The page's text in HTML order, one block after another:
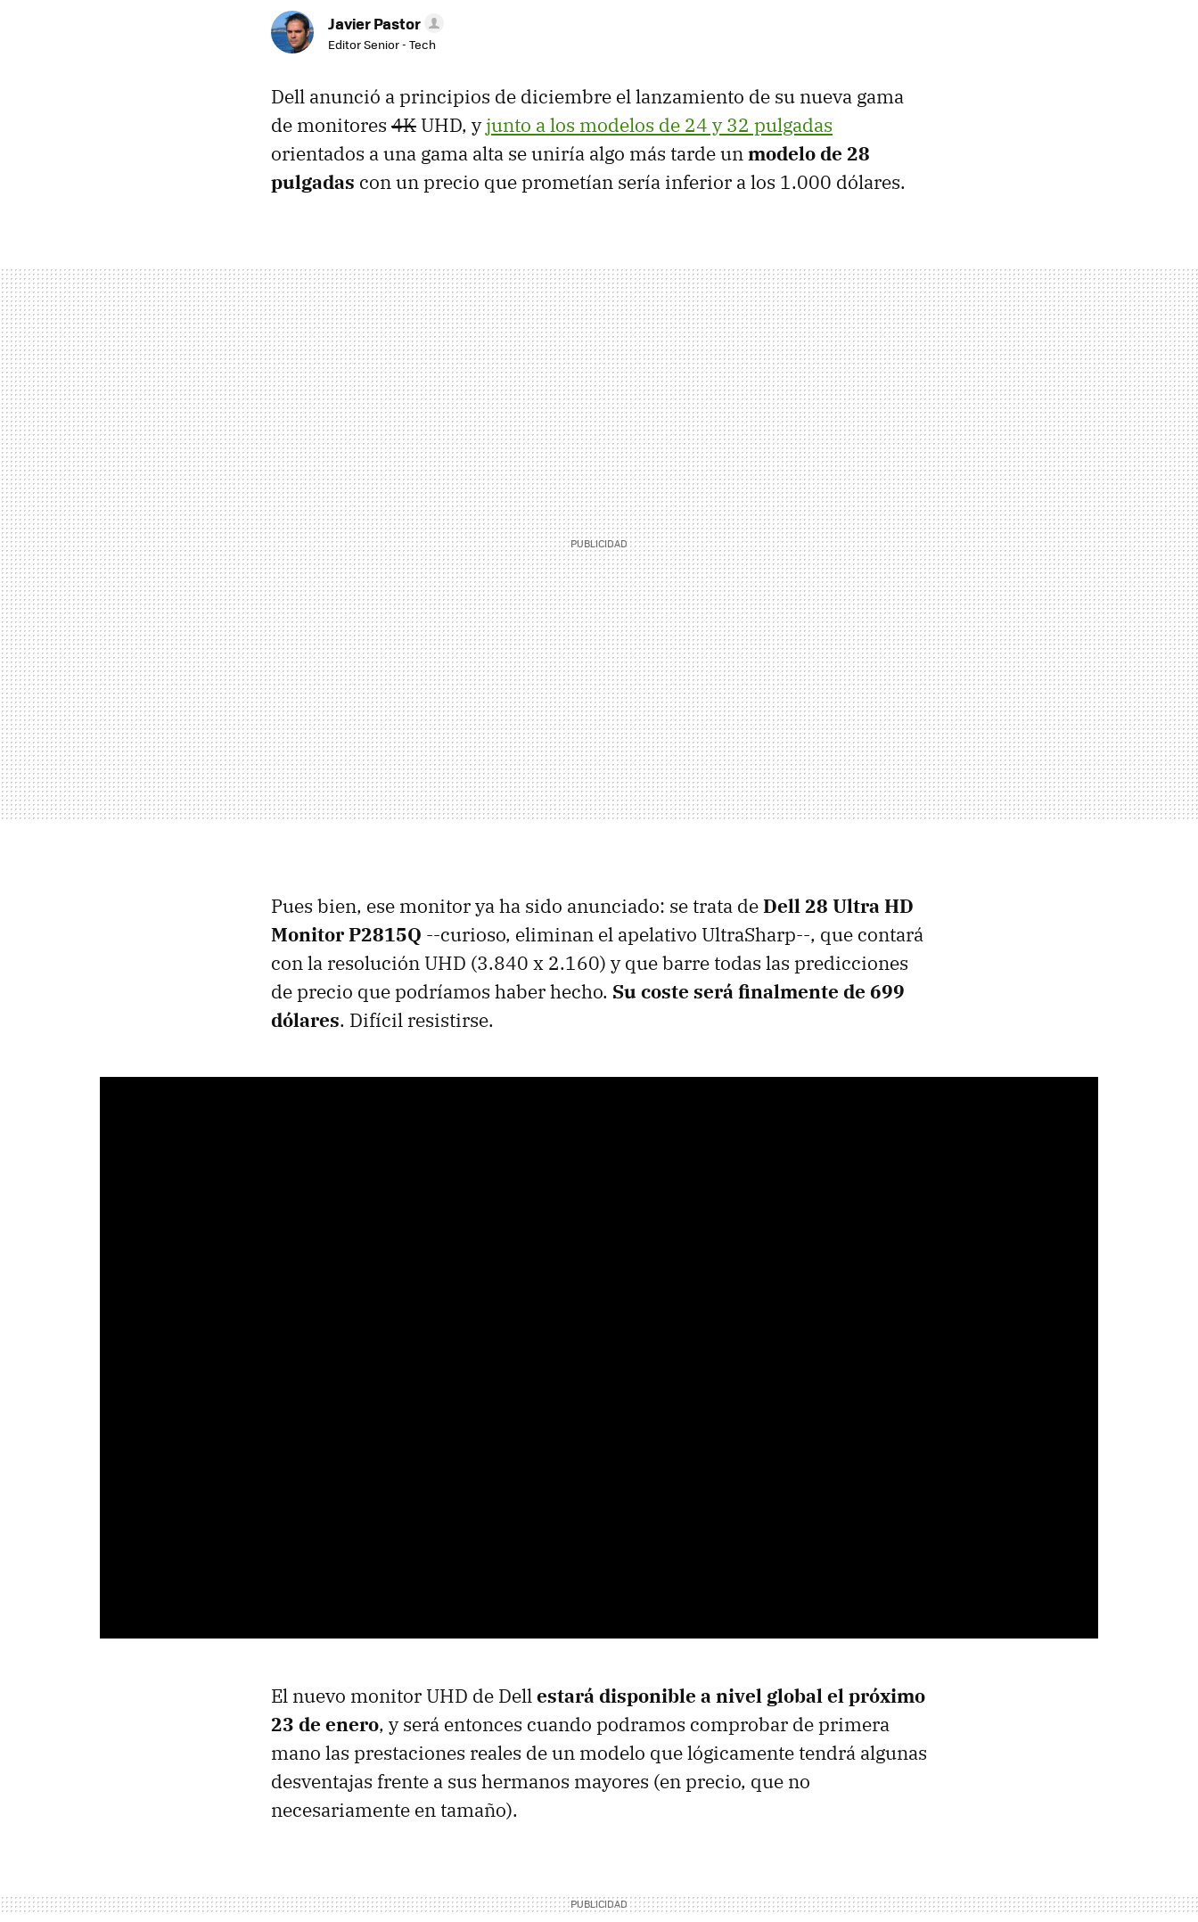
Javier Pastor
Editor Senior - Tech
Dell anunció a principios de diciembre el lanzamiento de su nueva gama
de monitores 4K UHD, yjunto a los modelos de 24 y 32 pulgadas
orientados a una gama alta se uniría algo más tarde unmodelo de 28
pulgadas con un precio que prometían sería inferior a los 1.000 dólares.
Pues bien, ese monitor ya ha sido anunciado: se trata deDell 28 Ultra HD
Monitor P2815Q --curioso, eliminan el apelativo UltraSharp--, que contará
con la resolución UHD (3.840 x 2.160) y que barre todas las predicciones
de precio que podríamos haber hecho. Su coste será finalmente de 699
dólares. Difícil resistirse.
El nuevo monitor UHD de Dellestará disponible a nivel global el próximo
23 de enero, y será entonces cuando podramos comprobar de primera
mano las prestaciones reales de un modelo que lógicamente tendrá algunas
desventajas frente a sus hermanos mayores (en precio, que no
necesariamente en tamaño).